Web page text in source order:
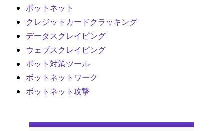
ボットネット
クレジットカードクラッキング
データスクレイピング
ウェブスクレイピング
ボット対策ツール
ボットネットワーク
ボットネット攻撃